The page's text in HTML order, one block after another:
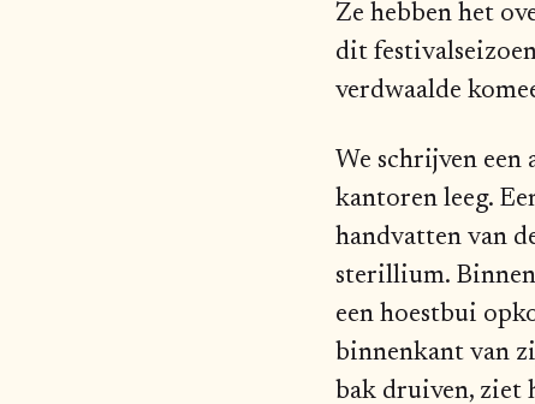
Ze hebben het
dit
verdwaalde
We schrijven een
kantoren leeg.
handvatten van
sterillium. Binnen
een hoestbui
binnenkant van
bak druiven, ziet